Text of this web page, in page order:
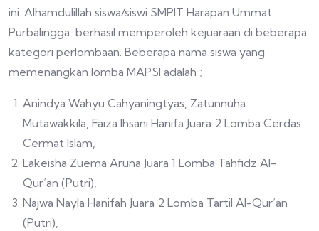
ini. Alhamdulillah siswa/siswi SMPIT Harapan Ummat
Purbalingga berhasil memperoleh kejuaraan di beberapa
kategori perlombaan. Beberapa nama siswa yang
memenangkan lomba MAPSI adalah ;
Anindya Wahyu Cahyaningtyas, Zatunnuha
Mutawakkila, Faiza Ihsani Hanifa Juara 2 Lomba Cerdas
Cermat Islam,
Lakeisha Zuema Aruna Juara 1 Lomba Tahfidz Al-
Qur’an (Putri),
Najwa Nayla Hanifah Juara 2 Lomba Tartil Al-Qur’an
(Putri),